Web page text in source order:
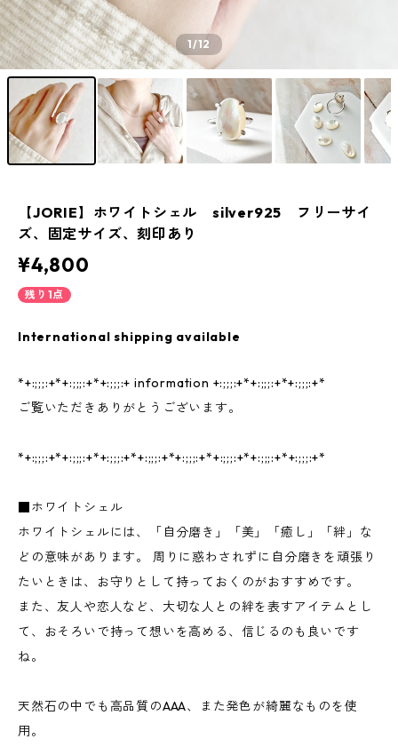
1/12
【JORIE】ホワイトシェル silver925 フリーサイ
ズ、固定サイズ、刻印あり
¥4,800
残り1点
International shipping available
*+:;;;:+*+:;;;:+*+:;;;:+ information +:;;;:+*+:;;;:+*+:;;;:+*
ご覧いただきありがとうございます。
*+:;;;:+*+:;;;:+*+:;;;:+*+:;;;:+*+:;;;:+*+:;;;:+*+:;;;:+*+:;;;:+*
■ホワイトシェル
ホワイトシェルには、「自分磨き」「美」「癒し」「絆」な
どの意味があります。 周りに惑わされずに自分磨きを頑張り
たいときは、お守りとして持っておくのがおすすめです。
また、友人や恋人など、大切な人との絆を表すアイテムとし
て、おそろいで持って想いを高める、信じるのも良いです
ね。
天然石の中でも高品質のAAA、また発色が綺麗なものを使
用。